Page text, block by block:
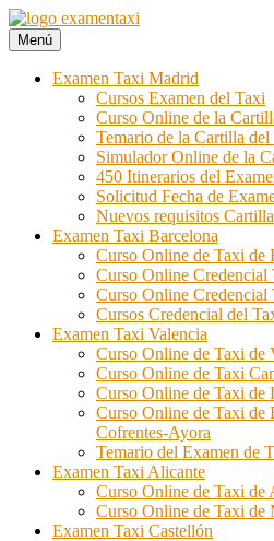
Ir
al
contenido
Examen Taxi te ayuda a aprobar el
Examen Taxi incluye la información
del taxi. Si quieres aprobar el examen
Menú
Examen Taxi Madrid
Cursos Examen del Taxi
Curso Online de la
Temario de la Cartilla del
Simulador Online de la
450 Itinerarios del
Solicitud Fecha de
Nuevos requisitos
Examen Taxi Barcelona
Curso Online de Taxi de
Curso Online Credencial
Curso Online
Cursos Credencial del
Examen Taxi Valencia
Curso Online de Taxi de
Curso Online de Taxi
Curso Online de Taxi de
Curso Online de Taxi de
Cofrentes-Ayora
Temario del Examen de
Examen Taxi Alicante
Curso Online de Taxi de
Curso Online de Taxi de
Examen Taxi Castellón